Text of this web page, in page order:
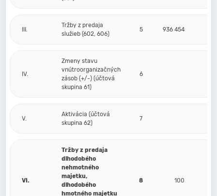
III.
Tržby z predaja
služieb (602, 606)
5 936 454
IV.
Zmeny stavu
vnútroorganizačných
zásob (+/-) (účtová
skupina 61)
6
V.
Aktivácia (účtová
skupina 62)
7
VI.
Tržby z predaja
dlhodobého
nehmotného
majetku,
dlhodobého
hmotného majetku
8 100